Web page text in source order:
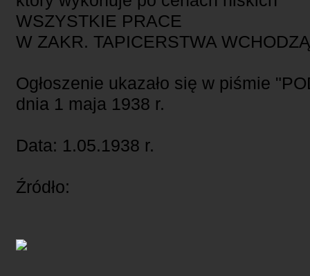
WSZYSTKIE PRACE
W ZAKR. TAPICERSTWA
Ogłoszenie ukazało się w piśmie
dnia 1 maja 1938 r.
Data: 1.05.1938 r.
Źródło: